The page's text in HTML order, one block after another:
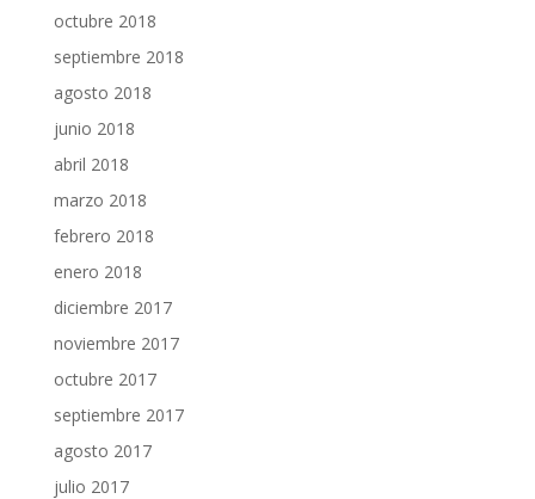
octubre 2018
septiembre 2018
agosto 2018
junio 2018
abril 2018
marzo 2018
febrero 2018
enero 2018
diciembre 2017
noviembre 2017
octubre 2017
septiembre 2017
agosto 2017
julio 2017